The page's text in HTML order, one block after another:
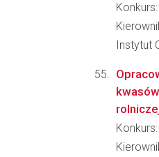
Konkurs:
Instytut
Konkurs: